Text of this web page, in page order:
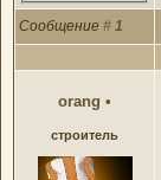
Сообщение # 1
orang •
строитель